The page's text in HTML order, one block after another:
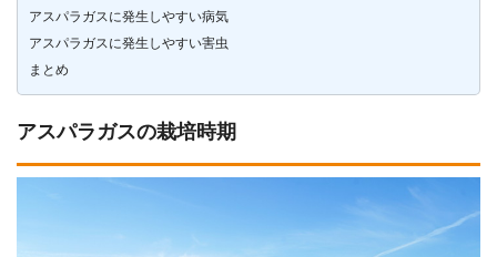
アスパラガスに発生しやすい病気
アスパラガスに発生しやすい害虫
まとめ
アスパラガスの栽培時期